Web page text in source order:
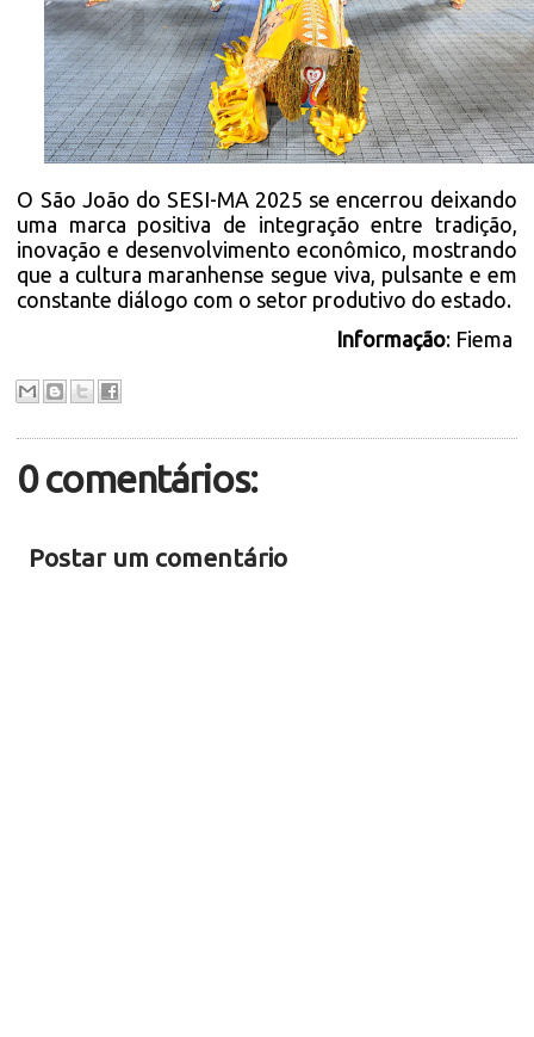
O São João do SESI-MA 2025 se encerrou deixando
uma marca positiva de integração entre tradição,
inovação e desenvolvimento econômico, mostrando
que a cultura maranhense segue viva, pulsante e em
constante diálogo com o setor produtivo do estado.
Informação: Fiema
0 comentários:
Postar um comentário